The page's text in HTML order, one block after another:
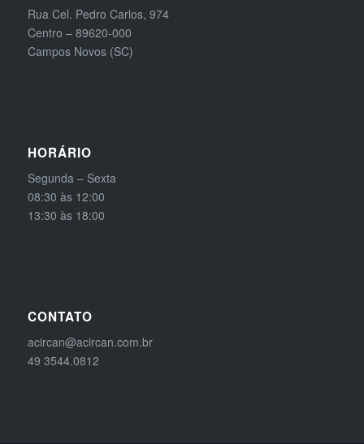
Rua Cel. Pedro Carlos, 974
Centro – 89620-000
Campos Novos (SC)
HORÁRIO
Segunda – Sexta
08:30 às 12:00
13:30 às 18:00
CONTATO
acircan@acircan.com.br
49 3544.0812